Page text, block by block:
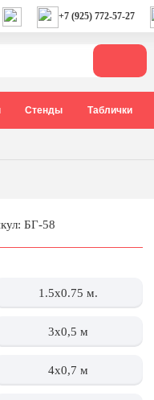
+7 (925) 772-57-27
Стенды Таблички
БГ-58
1.5x0.75 м.
3х0,5 м
4х0,7 м